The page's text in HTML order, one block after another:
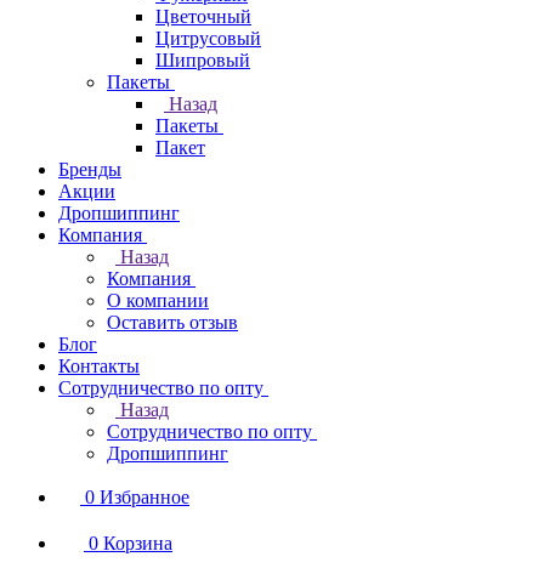
Цветочный
Цитрусовый
Шипровый
Пакеты
Назад
Пакеты
Пакет
Бренды
Акции
Дропшиппинг
Компания
Назад
Компания
О компании
Оставить отзыв
Блог
Контакты
Сотрудничество по опту
Назад
Сотрудничество по опту
Дропшиппинг
0 Избранное
0 Корзина